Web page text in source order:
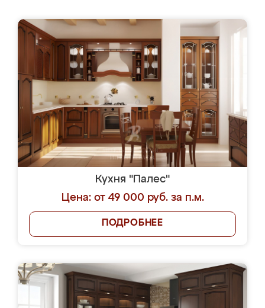
Кухня "Палес"
Цена: от 49 000 руб. за п.м.
ПОДРОБНЕЕ